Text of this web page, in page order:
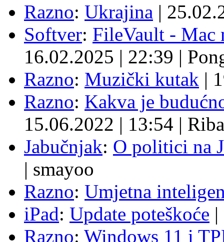
Razno: Ukrajina |
Softver: FileVault - Mac
16.02.2025 | 22:39 |
Razno: Muzički kutak |
Razno: Kakva je
15.06.2022 | 13:54 | Riba
Jabučnjak: O politici na
| smayoo
Razno: Umjetna
iPad: Update poteškoće |
Razno: Windows 11 i